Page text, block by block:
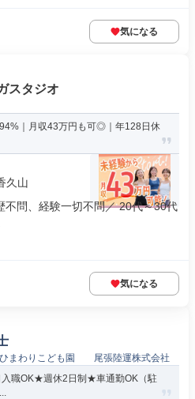
気になる
スタジオ
｜月収43万円も可◎｜年128日休
久山
不問、経験一切不問／ 20代～30代
気になる
まわりこども園 尾張陸運株式会社
入職OK★週休2日制★車通勤OK（駐